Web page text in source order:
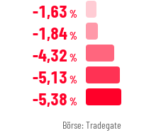
-1,63 %
-1,84%
-4,32 %
-5,13 %
-5,38 %
Börse: Tradegate